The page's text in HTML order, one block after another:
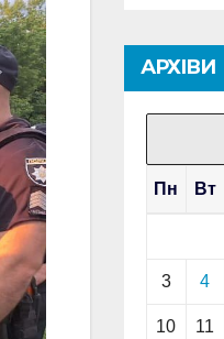
АРХІВИ
Пн Вт
3 4
10 11